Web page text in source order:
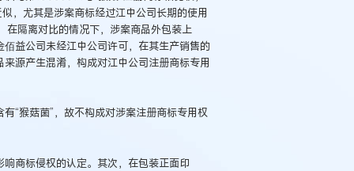
，尤其是涉案商标经过江中公司长期的使用
在隔离对比的情况下，涉案商品外包装上
益公司未经江中公司许可，在其生产销售的
源产生混淆，构成对江中公司注册商标专用
“猴菇菌”，故不构成对涉案注册商标专用权
商标侵权的认定。其次，在包装正面印